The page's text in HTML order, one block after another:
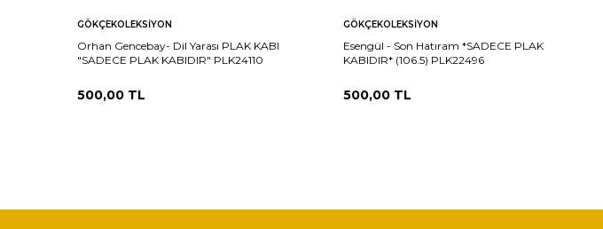
GÖKÇEKOLEKSIYON
Orhan Gencebay- Dil Yarası PLAK KABI
"SADECE PLAK KABIDIR" PLK24110
500,00 TL
GÖKÇEKOLEKSIYON
Esengül - Son Hatıram *SADECE PLAK
KABIDIR* (106.5) PLK22496
500,00 TL